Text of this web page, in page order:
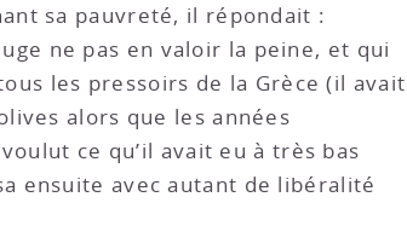
sa pauvreté, il répondait :
ne pas en valoir la peine, et qui
les pressoirs de la Grèce (il avait
alors que les années
ce qu’il avait eu à très bas
ensuite avec autant de libéralité